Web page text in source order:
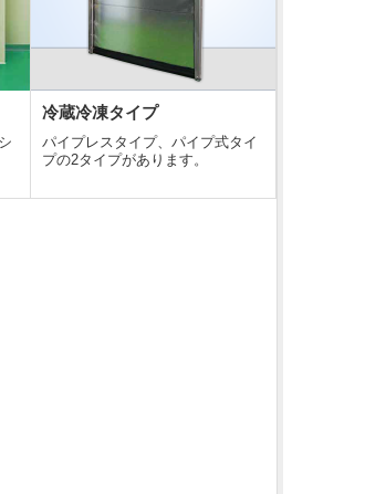
冷蔵冷凍タイプ
パイプレスタイプ、パイプ式タイ
プの2タイプがあります。